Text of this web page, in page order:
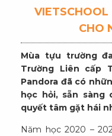
CHO
Mùa tựu trường
Trường Liên cấp
Pandora đã có
học hỏi, sẵn sàng
quyết tâm gặt hái
Năm học 2020 –